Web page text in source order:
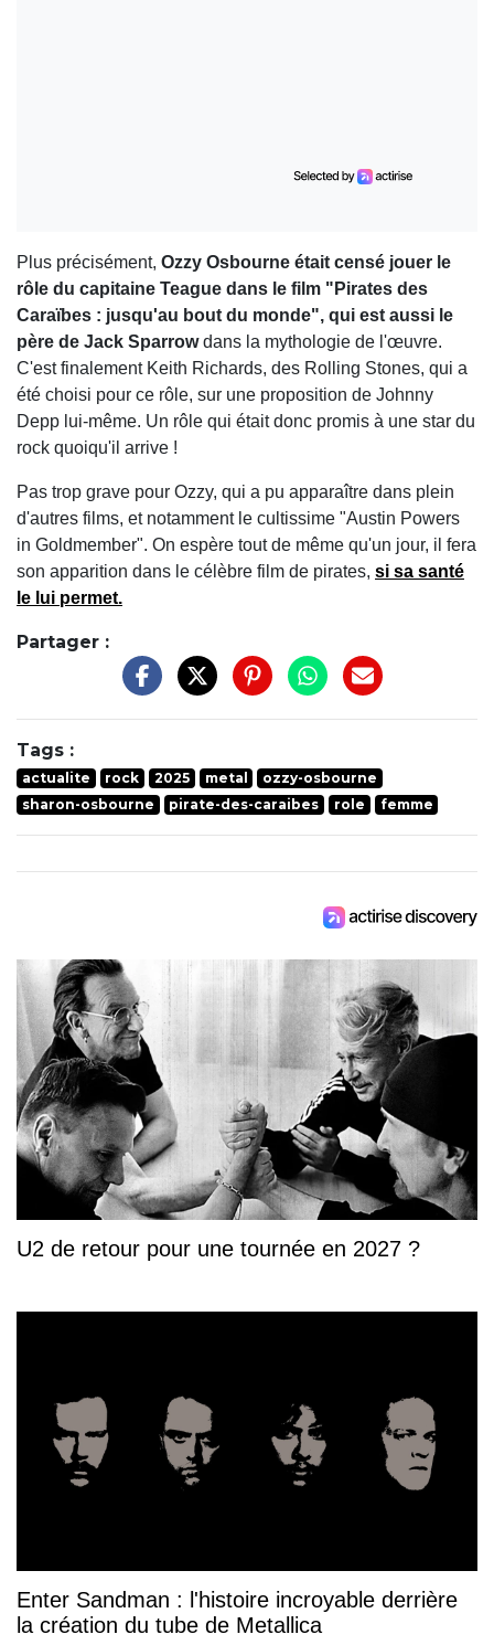
Plus précisément, Ozzy Osbourne était censé jouer le
rôle du capitaine Teague dans le film "Pirates des
Caraïbes : jusqu'au bout du monde", qui est aussi le
père de Jack Sparrowdans la mythologie de l'œuvre.
C'est finalement Keith Richards, des Rolling Stones, qui a
été choisi pour ce rôle, sur une proposition de Johnny
Depp lui-même. Un rôle qui était donc promis à une star du
rock quoiqu'il arrive !
Pas trop grave pour Ozzy, qui a pu apparaître dans plein
d'autres films, et notamment le cultissime "Austin Powers
in Goldmember". On espère tout de même qu'un jour, il fera
son apparition dans le célèbre film de pirates, si sa santé
le lui permet.
Partager :
Tags :
actualite rock 2025 metal
ozzy-osbourne
sharon-osbourne
pirate-des-caraibes role femme
U2 de retour pour une tournée en 2027 ?
Enter Sandman : l'histoire incroyable derrière
la création du tube de Metallica